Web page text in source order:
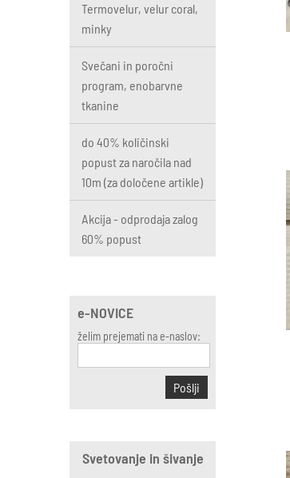
Termovelur, velur coral,
minky
Svečani in poročni
program, enobarvne
tkanine
do 40% količinski
popust za naročila nad
10m (za določene artikle)
Akcija - odprodaja zalog
60% popust
e-NOVICE
želim prejemati na e-naslov:
Pošlji
Svetovanje in šivanje